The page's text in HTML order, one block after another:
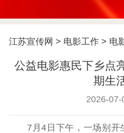
首页
江苏要
公示公
信息公开
信息公开年度报
江苏宣传网 > 电影工作> 电
公益电影惠民下乡点
期生
2026-07-
7月4日下午，一场别开